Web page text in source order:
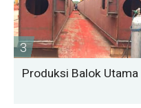
3
Produksi Balok Utama